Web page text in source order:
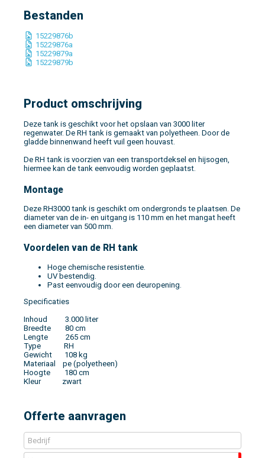
Bestanden
15229876b
15229876a
15229879a
15229879b
Product omschrijving
Deze tank is geschikt voor het opslaan van 3000 liter
regenwater. De RH tank is gemaakt van polyetheen. Door de
gladde binnenwand heeft vuil geen houvast.
De RH tank is voorzien van een transportdeksel en hijsogen,
hiermee kan de tank eenvoudig worden geplaatst.
Montage
Deze RH3000 tank is geschikt om ondergronds te plaatsen. De
diameter van de in- en uitgang is 110 mm en het mangat heeft
een diameter van 500 mm.
Voordelen van de RH tank
Hoge chemische resistentie.
UV bestendig.
Past eenvoudig door een deuropening.
Specificaties
Inhoud 3.000 liter
Breedte 80 cm
Lengte 265 cm
Type RH
Gewicht 108 kg
Materiaal pe (polyetheen)
Hoogte 180 cm
Kleur zwart
Offerte aanvragen